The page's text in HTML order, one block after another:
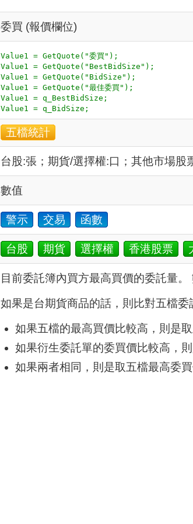
委買 (報價欄位)
Value1 = GetQuote("委買");
Value1 = GetQuote("BestBidSize");
Value1 = GetQuote("BidSize");
Value1 = GetQuote("最佳委買");
Value1 = q_BestBidSize;
五檔統計
台股:張；期貨/選擇權:口；其他市場股
數值
警示 交易 函數
台股 期貨 選擇權 香港股票
目前委託簿內買方最高買價的委託量。
如果是台期貨商品的話，則比對五檔
如果五檔的最高買價比較高，則是
如果衍生委託單的委買價比較高，
如果兩者相同，則是取五檔最高委